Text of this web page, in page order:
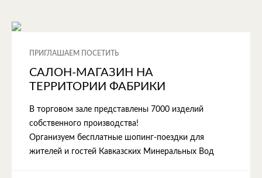
ПРИГЛАШАЕМ ПОСЕТИТЬ
САЛОН-МАГАЗИН НА
ТЕРРИТОРИИ ФАБРИКИ
В торговом зале представлены 7000 изделий
собственного производства!
Организуем бесплатные шопинг-поездки для
жителей и гостей Кавказских Минеральных Вод